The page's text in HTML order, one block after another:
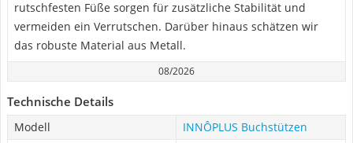
rutschfesten Füße sorgen für zusätzliche Stabilität und
vermeiden ein Verrutschen. Darüber hinaus schätzen wir
das robuste Material aus Metall.
08/2026
Technische Details
Modell
INNÔPLUS Buchstützen